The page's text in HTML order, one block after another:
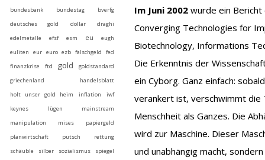
bundesbank
bundestag
bverfg
deutsches gold
dollar
draghi
edelmetalle
efsf esm eu
eugh
euliten
eur euro ezb falschgeld
fed
finanzkrise
ftd gold
goldstandard
griechenland
handelsblatt
holt unser gold heim
inflation
iwf
keynes
lügen
mainstream
manipulation
mises
papiergeld
planwirtschaft
putsch
rettung
schäuble
silber sozialismus
spiegel
Im Juni 2002 wurde ein Bericht
Converging Technologies for
Biotechnology, Informations
Die Erkenntnis der
ein Cyborg. Ganz einfach:
verankert ist, verschwimmt die
Menschheit als Ganzes. Die
wird zur Maschine. Dieser
und unabhängig macht,